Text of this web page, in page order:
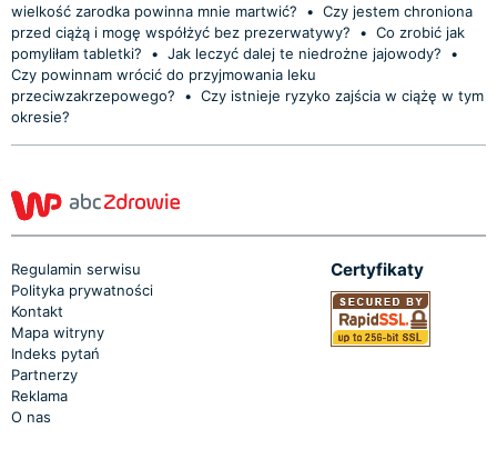
wielkość zarodka powinna mnie martwić?
• Czy jestem chroniona
przed ciążą i mogę współżyć bez prezerwatywy?
• Co zrobić jak
pomyliłam tabletki?
• Jak leczyć dalej te niedrożne jajowody?
•
Czy powinnam wrócić do przyjmowania leku
przeciwzakrzepowego?
• Czy istnieje ryzyko zajścia w ciążę w tym
okresie?
Regulamin serwisu
Polityka prywatności
Kontakt
Mapa witryny
Indeks pytań
Partnerzy
Reklama
O nas
Certyfikaty